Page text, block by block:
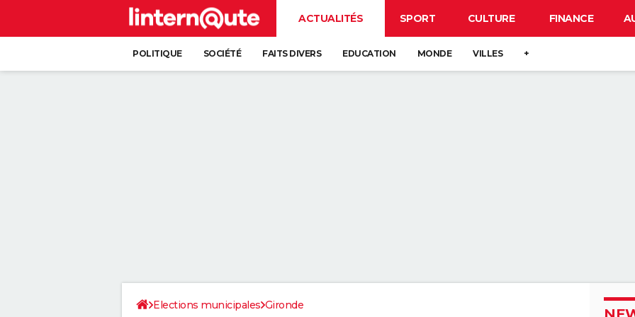
ACTUALITÉS SPORT CULTURE FINANCE
POLITIQUE SOCIÉTÉ FAITS DIVERS EDUCATION MONDE VILLES +
Elections municipales Gironde